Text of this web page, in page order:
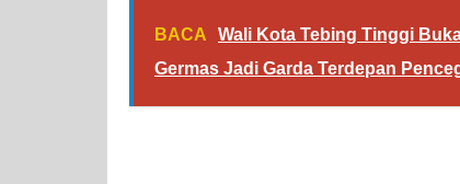
BACA
Wali Kota Tebing Tinggi
Germas Jadi Garda Terdepan